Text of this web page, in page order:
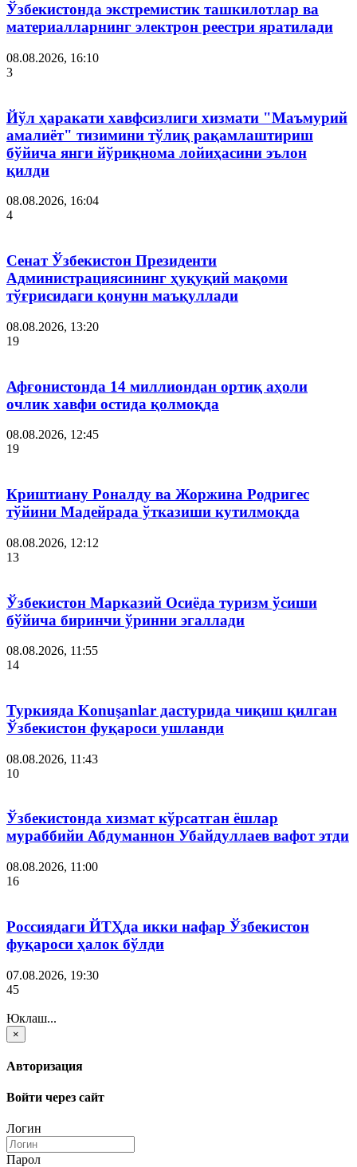
Ўзбекистонда экстремистик ташкилотлар ва
материалларнинг электрон реестри яратилади
08.08.2026, 16:10
3
Йўл ҳаракати хавфсизлиги хизмати "Маъмурий
амалиёт" тизимини тўлиқ рақамлаштириш
бўйича янги йўриқнома лойиҳасини эълон
қилди
08.08.2026, 16:04
4
Сенат Ўзбекистон Президенти
Администрациясининг ҳуқуқий мақоми
тўғрисидаги қонунн маъқуллади
08.08.2026, 13:20
19
Афғонистонда 14 миллиондан ортиқ аҳоли
очлик хавфи остида қолмоқда
08.08.2026, 12:45
19
Криштиану Роналду ва Жоржина Родригес
тўйини Мадейрада ўтказиши кутилмоқда
08.08.2026, 12:12
13
Ўзбекистон Марказий Осиёда туризм ўсиши
бўйича биринчи ўринни эгаллади
08.08.2026, 11:55
14
Туркияда Konuşanlar дастурида чиқиш қилган
Ўзбекистон фуқароси ушланди
08.08.2026, 11:43
10
Ўзбекистонда хизмат кўрсатган ёшлар
мураббийи Абдуманнон Убайдуллаев вафот этди
08.08.2026, 11:00
16
Россиядаги ЙТҲда икки нафар Ўзбекистон
фуқароси ҳалок бўлди
07.08.2026, 19:30
45
Юклаш...
×
Авторизация
Войти через сайт
Логин
Парол